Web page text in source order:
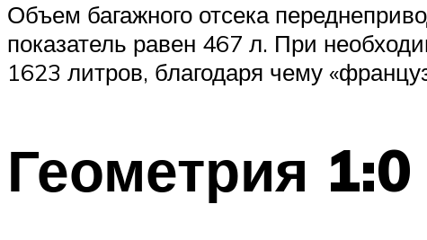
Объем багажного отсека
показатель равен 467 л. При
1623 литров, благодаря чему
Геометрия 1:0